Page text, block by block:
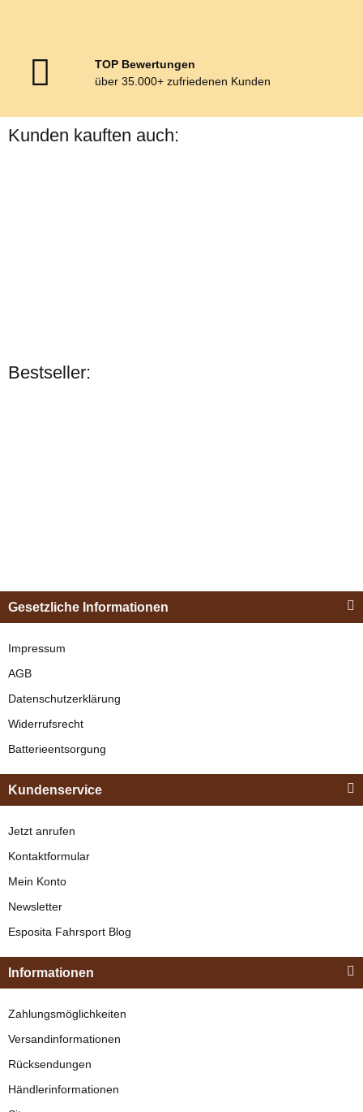
TOP Bewertungen
über 35.000+ zufriedenen Kunden
Kunden kauften auch:
Bestseller:
"Shettyglück"
"Shettyglück"
Braun
329,00 €*
Gesetzliche Informationen
Impressum
AGB
Datenschutzerklärung
Widerrufsrecht
Batterieentsorgung
Kundenservice
Jetzt anrufen
Kontaktformular
Mein Konto
Newsletter
Esposita Fahrsport Blog
Informationen
Zahlungsmöglichkeiten
Versandinformationen
Rücksendungen
Händlerinformationen